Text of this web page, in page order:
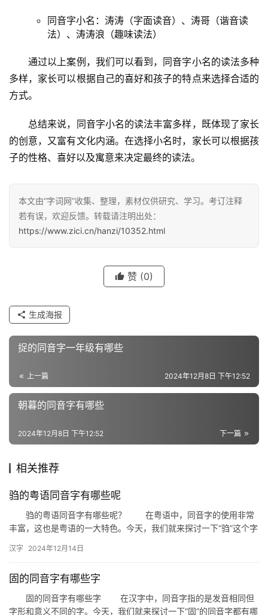
反
义
近
义
词
词
音
同音字小名：涛涛（字面读音）、涛哥（谐音读
法）、涛涛浪（趣味读法）
通过以上案例，我们可以看到，同音字小名的读法多种
多样，家长可以根据自己的喜好和孩子的特点来选择合适的
方式。
总结来说，同音字小名的读法丰富多样，既体现了家长
的创意，又富有文化内涵。在选择小名时，家长可以根据孩
子的性格、喜好以及寓意来决定最终的读法。
本文由“字词网”收集、整理，素材仅供研究、学习。考订注释
若有误，欢迎反馈。转载请注明出处：
https://www.zici.cn/hanzi/10352.html
赞 (0)
生成海报
捉的同音字一年级有哪些
上一篇 2024年12月8日 下午12:52
朝暮的同音字有哪些
下一篇
2024年12月8日 下午12:52
相关推荐
驺的粤语同音字有哪些呢
驺的粤语同音字有哪些呢？ 在粤语中，同音字的使用非常
丰富，这也是粤语的一大特色。今天，我们就来探讨一下“驺”这个字
汉字 2024年12月14日
固的同音字有哪些字
固的同音字有哪些字 在汉字中，同音字指的是发音相同但
字形和意义不同的字。今天，我们就来探讨一下“固”的同音字都有哪